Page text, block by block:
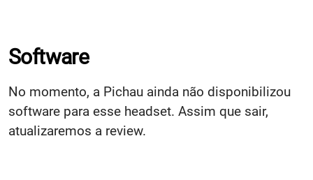
Software
No momento, a Pichau ainda não disponibilizou
software para esse headset. Assim que sair,
atualizaremos a review.